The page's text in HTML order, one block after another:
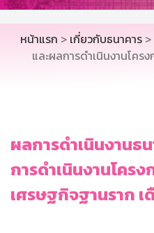
บริการออนไลน์
TH
GSB
หน้าแรก > เกี่ยวกับธนาคาร
และผลการดำเนินงานโคร
ผลการดำเนินงานธ
การดำเนินงานโคร
เศรษฐกิจฐานราก